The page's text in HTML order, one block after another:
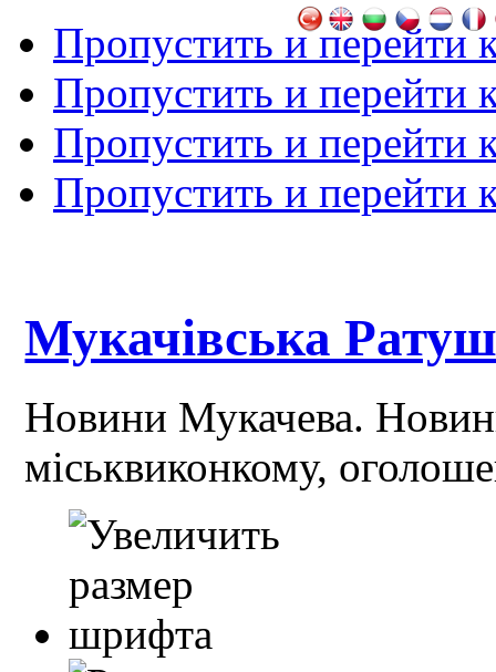
Пропустить и перейти
Пропустить и перейти
Пропустить и перейти
Пропустить и перейти
Мукачівська
Новини Мукачева.
міськвиконкому,